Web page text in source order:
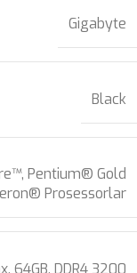
Gigabyte
Black
Pentium® Gold
Prosessorlar
64GB, DDR4 3200